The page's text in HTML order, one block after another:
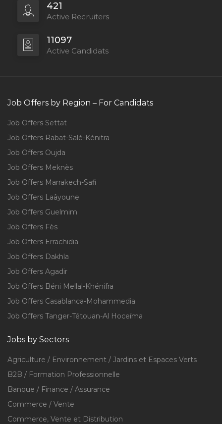
421
Active Recruiters
11097
Active Candidats
Job Offers by Region – For Candidats
Job Offers Settat
Job Offers Rabat-Salé-Kénitra
Job Offers Oujda
Job Offers Meknès
Job Offers Marrakech-Safi
Job Offers Laâyoune
Job Offers Guelmim
Job Offers Fès
Job Offers Errachidia
Job Offers Dakhla
Job Offers Agadir
Job Offers Béni Mellal-Khénifra
Job Offers Casablanca-Mohammedia
Job Offers Tanger-Tétouan-Al Hoceïma
Jobs by Sectors
Agriculture / Environnement / Jardins et Espaces Verts
B2B / Formation Professionnelle
Banque / Finance / Assurance
Commerce / Vente
Commerce, Vente et Distribution